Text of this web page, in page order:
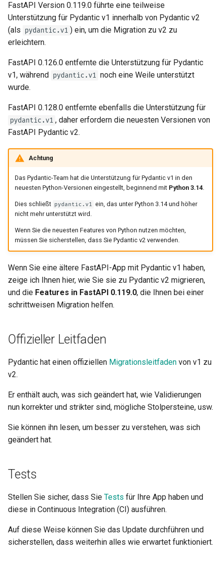
zh-hant - 繁體中文
Body – Verschachtelte
Modelle
Beispiel-Request-Daten
Zusätzliche Datentypen
Cookie-Parameter
Cookie-Parameter-Modelle
Header-Parameter-Modelle
Responsemodell –
Rückgabetyp
Extramodelle
Response-Statuscode
Formulardaten und Dateien im
Fehler behandeln
Pfadoperation-Konfiguration
Body – Aktualisierungen
Abhängigkeiten
Sicherheit
Response-Header
Response – Statuscode
Fortgeschrittene
Abhängigkeiten
Fortgeschrittene Sicherheit
verwenden
Datenklassen verwenden
Fortgeschrittene Middleware
Unteranwendungen – Mounts
Hinter einem Proxy
Templates
WebSockets
WebSockets testen
Events testen: Lifespan und
Testen mit Überschreibungen
Asynchrone Tests
Einstellungen und
Umgebungsvariablen
OpenAPI-Callbacks
OpenAPI Webhooks
Request class
WebSockets
HTTPConnection class
Response class
Custom Response Classes -
File, HTML, Redirect,
Streaming, etc.
Server-Sent Events -
EventSourceResponse and
ServerSentEvent
Middleware
OpenAPI
Security Tools
Static Files - StaticFiles
Test Client - TestClient
FastAPI Version 0.119.0 führte eine teilweise
Unterstützung für Pydantic v1 innerhalb von Pydantic v2
(als pydantic.v1 ) ein, um die Migration zu v2 zu
erleichtern.
FastAPI 0.126.0 entfernte die Unterstützung für Pydantic
v1, während pydantic.v1 noch eine Weile unterstützt
wurde.
FastAPI 0.128.0 entfernte ebenfalls die Unterstützung für
pydantic.v1 , daher erfordern die neuesten Versionen von
FastAPI Pydantic v2.
Achtung
Das Pydantic-Team hat die Unterstützung für Pydantic v1 in den
neuesten Python-Versionen eingestellt, beginnend mit Python 3.14.
Dies schließt pydantic.v1 ein, das unter Python 3.14 und höher
nicht mehr unterstützt wird.
Wenn Sie die neuesten Features von Python nutzen möchten,
müssen Sie sicherstellen, dass Sie Pydantic v2 verwenden.
Wenn Sie eine ältere FastAPI-App mit Pydantic v1 haben,
zeige ich Ihnen hier, wie Sie sie zu Pydantic v2 migrieren,
und die Features in FastAPI 0.119.0, die Ihnen bei einer
schrittweisen Migration helfen.
Offizieller Leitfaden
Pydantic hat einen offiziellen Migrationsleitfaden von v1 zu
v2.
Er enthält auch, was sich geändert hat, wie Validierungen
nun korrekter und strikter sind, mögliche Stolpersteine, usw.
Sie können ihn lesen, um besser zu verstehen, was sich
geändert hat.
Tests
Stellen Sie sicher, dass Sie Tests für Ihre App haben und
diese in Continuous Integration (CI) ausführen.
Auf diese Weise können Sie das Update durchführen und
sicherstellen, dass weiterhin alles wie erwartet funktioniert.